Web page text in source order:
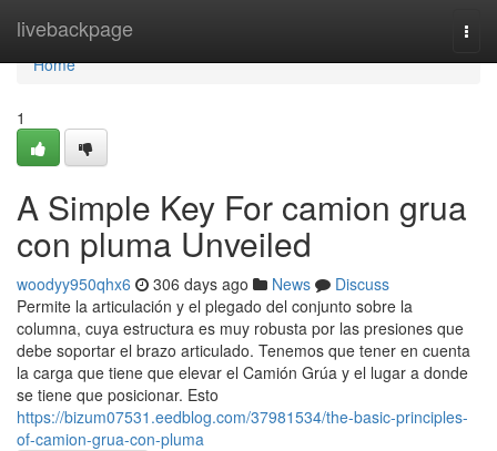
livebackpage
Home
Home
1
A Simple Key For camion grua
con pluma Unveiled
woodyy950qhx6 306 days ago News
Discuss
Permite la articulación y el plegado del conjunto sobre la
columna, cuya estructura es muy robusta por las presiones que
debe soportar el brazo articulado. Tenemos que tener en cuenta
la carga que tiene que elevar el Camión Grúa y el lugar a donde
se tiene que posicionar. Esto
https://bizum07531.eedblog.com/37981534/the-basic-principles-
of-camion-grua-con-pluma